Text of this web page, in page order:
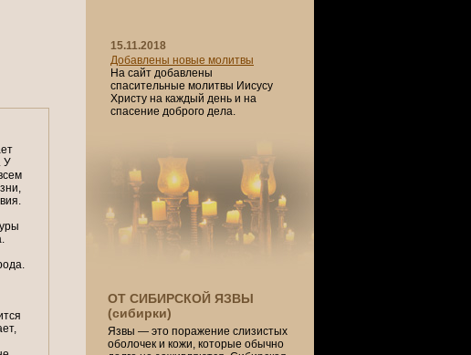
У
15.11.2018
Добавлены новые молитвы
На сайт добавлены
спасительные молитвы Иисусу
Христу на каждый день и на
спасение доброго дела.
ОТ СИБИРСКОЙ ЯЗВЫ
(сибирки)
Язвы — это поражение слизистых
оболочек и кожи, которые обычно